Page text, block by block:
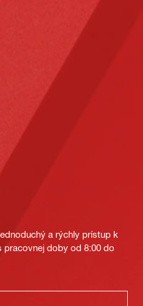
a rýchly prístup k
pracovnej doby od 8:00 do